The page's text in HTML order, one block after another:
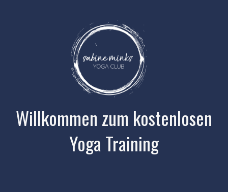
Willkommen zum kostenlosen
Yoga Training